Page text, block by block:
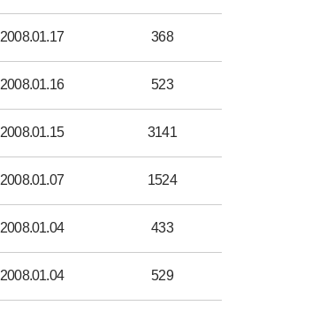
2008.01.17 368
2008.01.16 523
2008.01.15 3141
2008.01.07 1524
2008.01.04 433
2008.01.04 529